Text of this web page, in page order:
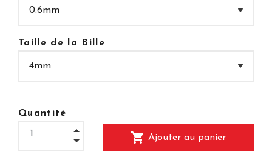
Taille de la Bille
Quantité
shopping_cart Ajouter au panier